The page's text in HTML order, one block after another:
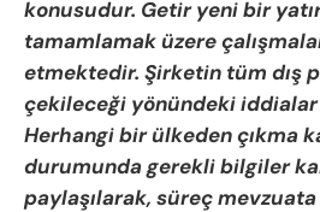
konusudur. Getir yeni bir
tamamlamak üzere
etmektedir. Şirketin tüm dış
çekileceği yönündeki
Herhangi bir ülkeden çıkma
durumunda gerekli bilgiler
paylaşılarak, süreç